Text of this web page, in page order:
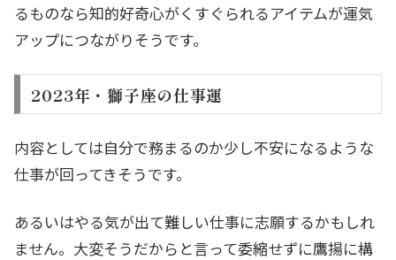
るものなら知的好奇心がくすぐられるアイテムが運気
アップにつながりそうです。
2023年・獅子座の仕事運
内容としては自分で務まるのか少し不安になるような
仕事が回ってきそうです。
あるいはやる気が出て難しい仕事に志願するかもしれ
ません。大変そうだからと言って委縮せずに鷹揚に構